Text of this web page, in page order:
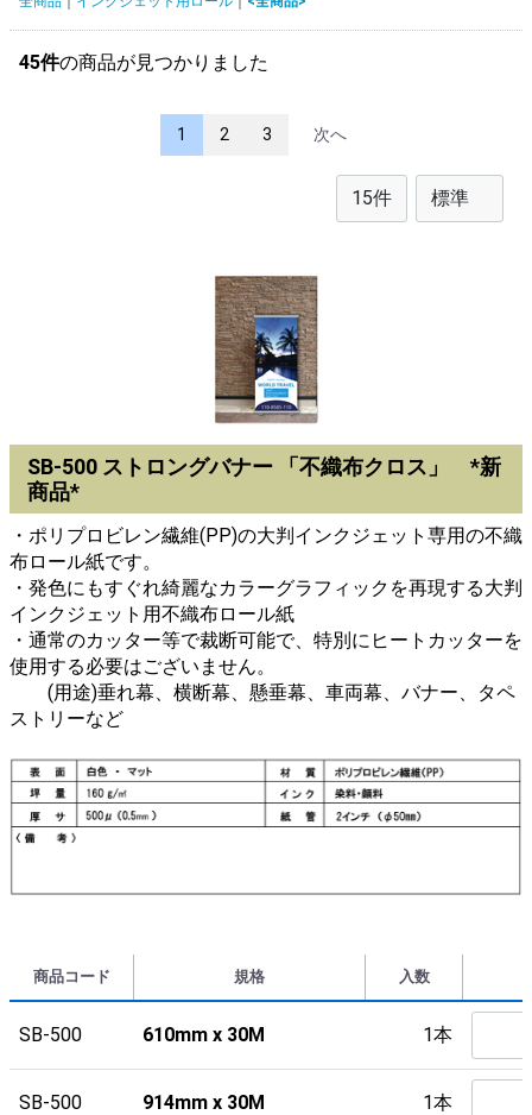
45件の商品が見つかりました
1 2 3 次へ
SB-500 ストロングバナー 「不織布クロス」 *新
商品*
・ポリプロビレン繊維(PP)の大判インクジェット専用の不織
布ロール紙です。
・発色にもすぐれ綺麗なカラーグラフィックを再現する大判
インクジェット用不織布ロール紙
・通常のカッター等で裁断可能で、特別にヒートカッターを
使用する必要はございません。
(用途)垂れ幕、横断幕、懸垂幕、車両幕、バナー、タペ
ストリーなど
商品コード 規格 入数
SB-500 610mm x 30M 1本
SB-500 914mm x 30M 1本